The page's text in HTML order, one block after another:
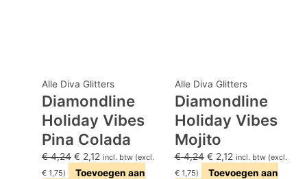
Alle Diva Glitters
Diamondline
Holiday Vibes
Pina Colada
€4,24 € 2,12 incl. btw (excl.
€ 1,75)
Toevoegen aan
Alle Diva Glitters
Diamondline
Holiday Vibes
Mojito
€4,24 € 2,12 incl. btw (excl.
€1,75)
Toevoegen aan